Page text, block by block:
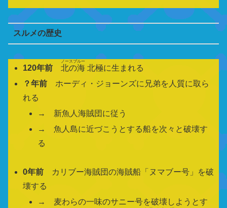
スルメの歴史
120年前 北の海
ノースブルー
北極に生まれる
？年前 ホーディ・ジョーンズに兄弟を人質に取ら
れる
→ 新魚人海賊団に従う
→ 魚人島に近づこうとする船を次々と破壊す
る
0年前 カリブー海賊団の海賊船「ヌマブー号」を破
壊する
→ 麦わらの一味のサニー号を破壊しようとす